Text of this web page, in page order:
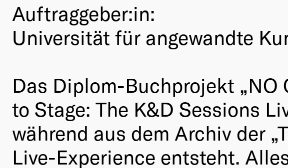
Auftraggeber:in:
Universität für angewandte
Das Diplom-Buchprojekt „NO
to Stage: The K&D Sessions
während aus dem Archiv der
Live-Experience entsteht.